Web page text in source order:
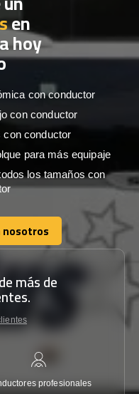
en
hoy
con conductor
con conductor
con conductor
para más equipaje
los tamaños con
nosotros
nosotros
más de
profesionales